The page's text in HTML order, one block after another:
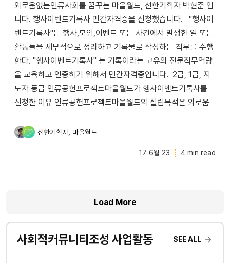
외로움없는인류사회를 꿈꾸는 마을월드, 선한기획자 박현준 입
니다. 행사이벤트기록사 민간자격증을 신청했습니다. "행사이
벤트기록사"는 행사,모임,이벤트 또는 사건에서 발생한 일 또는
활동들을 세부적으로 정리하고 기록물로 작성하는 직무를 수행
한다. "행사이벤트기록사" 는 기록이라는 고유의 전문직무역량
을 교육하고 인증하기 위해서 민간자격증입니다. 2급, 1급, 지
도자 등급 인류공헌프로젝트마을월드가 행사이벤트기록사를
신청한 이유 인류공헌프로젝트마을월드의 설립목적은 외로움
선한기획자, 마을월드
17 6월 23 4 min read
Load More
사회적커뮤니티조성 사업활동 SEE ALL